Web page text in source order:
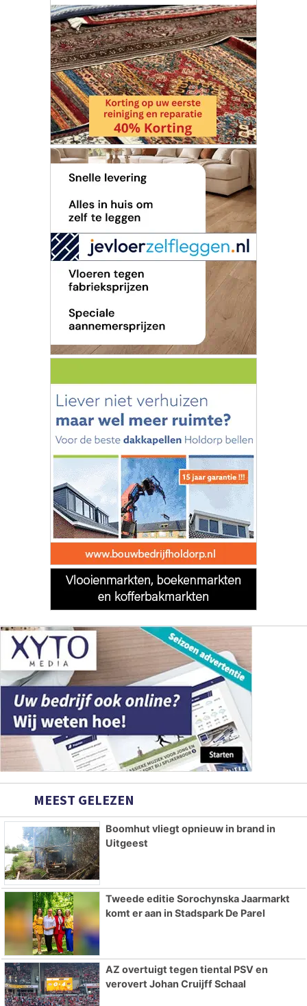
MEEST GELEZEN
Boomhut vliegt opnieuw in brand in
Uitgeest
Tweede editie Sorochynska Jaarmarkt
komt er aan in Stadspark De Parel
AZ overtuigt tegen tiental PSV en
verovert Johan Cruijff Schaal